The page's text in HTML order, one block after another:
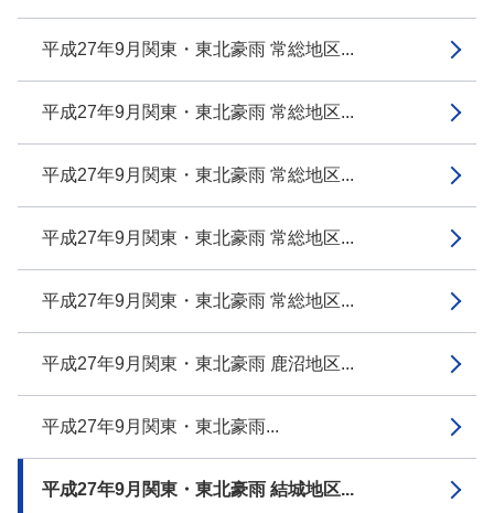
平成27年9月関東・東北豪雨 常総地区...
平成27年9月関東・東北豪雨 常総地区...
平成27年9月関東・東北豪雨 常総地区...
平成27年9月関東・東北豪雨 常総地区...
平成27年9月関東・東北豪雨 常総地区...
平成27年9月関東・東北豪雨 鹿沼地区...
平成27年9月関東・東北豪雨...
平成27年9月関東・東北豪雨 結城地区...